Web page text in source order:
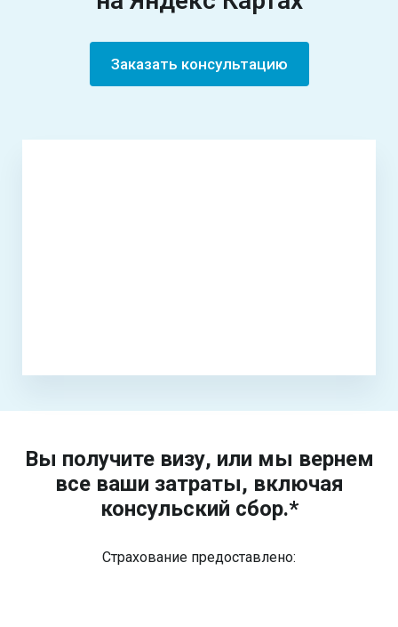
Заказать консультацию
Вы получите визу, или мы вернем
все ваши затраты, включая
консульский сбор.*
Страхование предоставлено: